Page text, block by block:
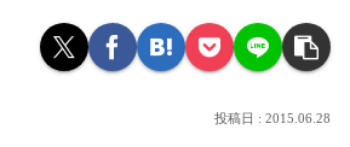
2015.06.28